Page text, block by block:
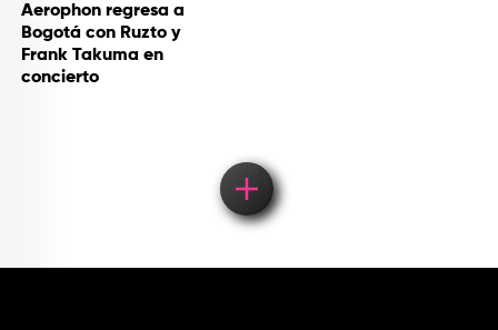
Aerophon regresa a
Bogotá con Ruzto y
Frank Takuma en
concierto